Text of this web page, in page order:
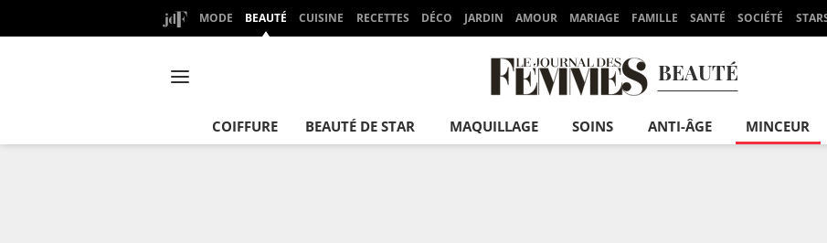
MODE BEAUTÉ CUISINE RECETTES DÉCO JARDIN AMOUR MARIAGE FAMILLE SANTÉ SOCIÉTÉ
BEAUTÉ
COIFFURE BEAUTÉ DE STAR MAQUILLAGE SOINS ANTI-ÂGE MINCEUR